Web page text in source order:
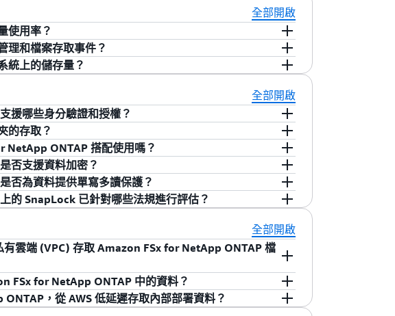
可透過檔案協定 (例如 NFS) 以原生方式存取。例如，您可以
、Amazon Q Business、Amazon SageMaker、Amazon
處理 S3 資料而建置的第三方服務與應用程式來存取資
，並利用資料做出更好的資料驅動決策。
來讀取和寫入您的檔案資料。您可以將多達數
S3 存取點都可以設定應用程式特定許可。連接至 FSx for
支援與連接至 S3 儲存貯體的 S3 存取點相同的精細許可控
存取) 和網路來源控制 (例如，僅允許從虛擬私有雲端存
透過 S3 提供資料存取。您的資料會繼續儲存在檔案系統
為 FSX_ONTAP 儲存類別。由於您的資料儲存在 FSx 上，因
資料可用性、耐用性、效能和資料管理功能。
統的每個 S3 存取點都具有 IAM 存取點政策和相關的
過存取點發出的所有請求。對於每個請求，首先，S3 會評
存取點政策、S3 VPC 端點政策和服務控制政策，以授權請
統進行授權，評估與 S3 存取點關聯的檔案系統使用者是否
全部開啟
使用率？
Amazon CloudWatch，監控 Amazon FSx for NetApp
用率。您的檔案系統每分鐘都會發出 CloudWatch 指標，
的效能、儲存空間和基礎設施使用量。這些指標會顯示在
，顯示檔案系統和磁碟區的效能趨勢和儲存使用率。您也可
資源使用率閾值或是檔案系統或磁碟區的可用儲存容量不足
和NetApp Harvest with Grafana
理和檔案存取事件？
Amazon FSx API 呼叫、使用 ONTAP 稽核記錄來監控對
管理動作，以及使用
來監控對檔案系
統上的儲存量？
者儲存配額，以監控用量並將儲存成本分配給個別團隊，並
一個使用者儲存大量資料。
全部開啟
援哪些身分驗證和授權？
支援 Microsoft Active Directory (AD) 來整合您現有的
案系統加入組織的 AD，讓使用者能夠使用其現有的 AD 身
ONTAP (透過 NFS 或 SMB)。
的存取？
使用 ONTAP 的原生稽核日誌記錄功能，來稽核終端使用者
稽核事件日誌記錄，ONTAP 會將檔案存取事件記錄到您在
可以使用 Windows 事件檢視器等應用程式讀取該日誌檔。
全支援 ONTAP 的 FPolicy 功能，您可藉此與 AWS 合作夥伴
件。
NetApp ONTAP 搭配使用嗎？
支援 ONTAP 的 "vscan" 功能，您可以使用任何第三方防
護資料。如需如何設定 vscan 的說明，請參閱Amazon FSx
否支援資料加密？
會使用您透過 AWS Key Management Service (AWS KMS)
資料和靜態備份。Amazon FSx for NetApp ONTAP 支援
中使用 AWS Nitro 型加密，或在傳輸中使用 Kerberos 型加
輸中資料。如需詳細資訊，請參閱傳輸中資料加密文件。
否為資料提供單寫多讀保護？
透過 SnapLock 為資料提供單寫多讀 (WORM) 保護。您可
為 WORM 狀態，防止在指定保留期限內進行任何修改或刪
兩種保留模式：合規和企業。在「合規」模式下，檔案轉
期限內都無法修改或刪除檔案。您應該使用 SnapLock 合
規則 17a-4(f))，或保護 WORM 資料免受勒索軟體攻擊。在
者隨時選擇性刪除 WORM 檔案或 SnapLock 磁碟區的靈
模式來提升組織的資料完整性和內部合規目標，或在使用
的 SnapLock 已針對哪些法規進行評估？
for NetApp ONTAP 上的 SnapLock 可為必須以不可消除
提供額外支援，以滿足 SEC 規則 17a-4 (f)、SEC 18a-
條例 1.31(c)-(d) 的法規要求。您可以在指定的保留期限內保
以進行合法保留，以無限期保留資料，直到移除保留。
的 "Designated Examining Authority (DEA)"，以使用
全部開啟
有雲端 (VPC) 存取 Amazon FSx for NetApp ONTAP 檔
存取 Amazon FSx for NetApp ONTAP 多可用區域和單一可
FSx for NetApp ONTAP 中的資料？
支援 NetApp 的 Global File Cache 和 NetApp FlexCache，
，從 AWS 低延遲存取內部部署資料？